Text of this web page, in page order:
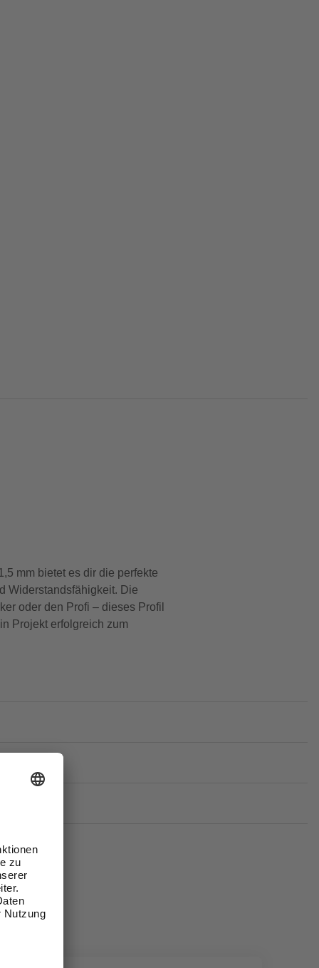
mm bietet es dir die perfekte
Widerstandsfähigkeit. Die
oder den Profi – dieses Profil
Projekt erfolgreich zum